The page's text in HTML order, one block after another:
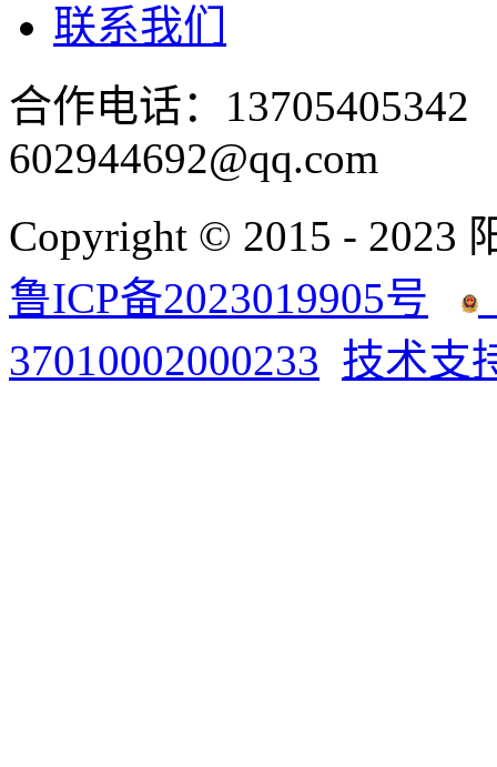
联系我们
合作电话：
602944692@qq.com
Copyright © 2015 - 2023
鲁ICP备2023019905号
37010002000233 技术支